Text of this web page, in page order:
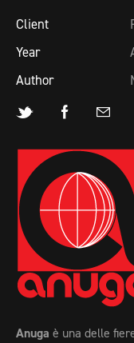
Client
Year
Author
Anuga è una delle